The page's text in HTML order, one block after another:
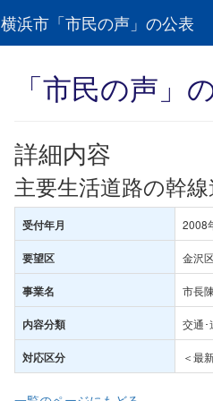
横浜市「市民の声」の公表
「市民の声」
詳細内容
主要生活道路の幹
受付年月 2008
要望区 金沢
事業名 市長
内容分類 交通･
対応区分 ＜最